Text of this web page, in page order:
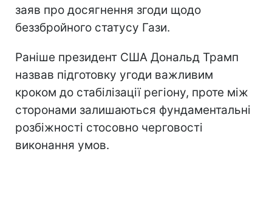
заяв про досягнення згоди щодо
беззбройного статусу Гази.
Раніше президент США Дональд Трамп
назвав підготовку угоди важливим
кроком до стабілізації регіону, проте між
сторонами залишаються фундаментальні
розбіжності стосовно черговості
виконання умов.